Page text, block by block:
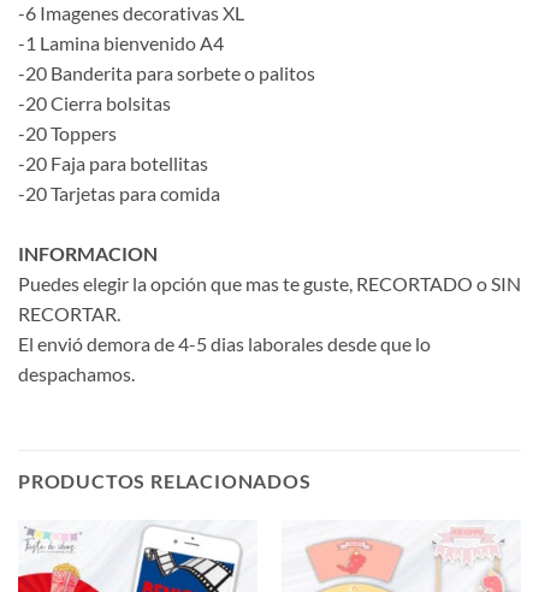
-6 Imagenes decorativas XL
-1 Lamina bienvenido A4
-20 Banderita para sorbete o palitos
-20 Cierra bolsitas
-20 Toppers
-20 Faja para botellitas
-20 Tarjetas para comida
INFORMACION
Puedes elegir la opción que mas te guste, RECORTADO o SIN
RECORTAR.
El envió demora de 4-5 dias laborales desde que lo
despachamos.
PRODUCTOS RELACIONADOS